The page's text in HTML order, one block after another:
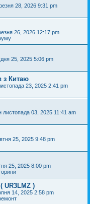
28, 2026 9:31 pm
26, 2026 12:17 pm
25, 2025 5:06 pm
з Китаю
23, 2025 2:41 pm
листопада 03, 2025 11:41 am
25, 2025 9:48 pm
25, 2025 8:00 pm
UR3LMZ )
14, 2025 2:58 pm